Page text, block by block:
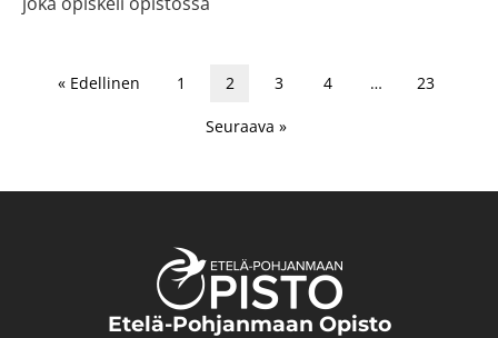
« Edellinen 1 2 3 4 … 23
Seuraava »
Etelä-Pohjanmaan Opisto